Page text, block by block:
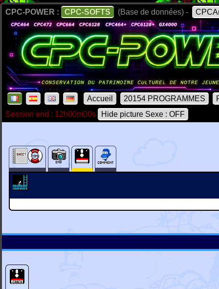
CPC-POWER : CPC-SOFTS (Base de données) -
Accueil 20154 PROGRAMMES
Session end : 12h00m00s
Hide picture Sexe : OFF